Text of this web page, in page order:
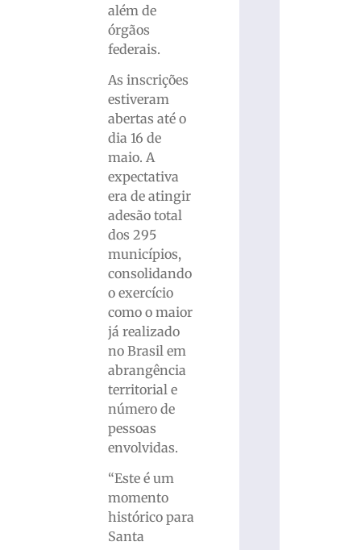
além de
órgãos
federais.
As inscrições
estiveram
abertas até o
dia 16 de
maio. A
expectativa
era de atingir
adesão total
dos 295
municípios,
consolidando
o exercício
como o maior
já realizado
no Brasil em
abrangência
territorial e
número de
pessoas
envolvidas.
“Este é um
momento
histórico para
Santa